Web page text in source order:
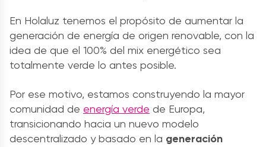
En Holaluz tenemos el propósito de aumentar la
generación de energía de origen renovable, con la
idea de que el 100% del mix energético sea
totalmente verde lo antes posible.
Por ese motivo, estamos construyendo la mayor
comunidad de energía verde de Europa,
transicionando hacia un nuevo modelo
descentralizado y basado en la generación